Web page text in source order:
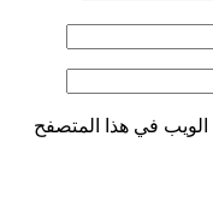
الويب في هذا المتصفح